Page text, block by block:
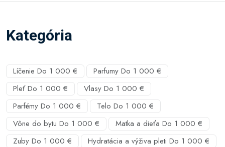
Kategória
Líčenie Do 1 000 €
Parfumy Do 1 000 €
Pleť Do 1 000 €
Vlasy Do 1 000 €
Parfémy Do 1 000 €
Telo Do 1 000 €
Vône do bytu Do 1 000 €
Matka a dieťa Do 1 000 €
Zuby Do 1 000 €
Hydratácia a výživa pleti Do 1 000 €